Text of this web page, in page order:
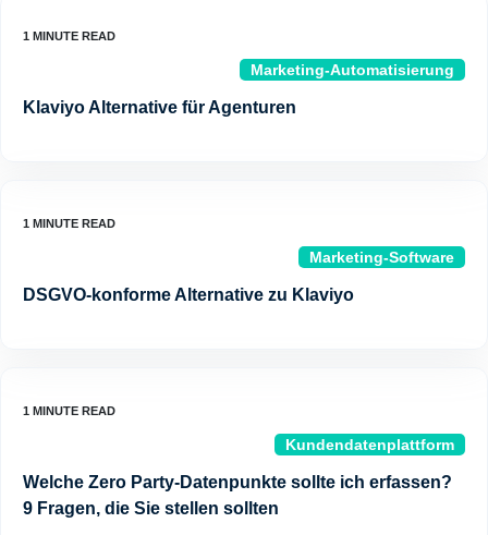
Marketing-Automatisierung
Klaviyo Alternative für Agenturen
Marketing-Software
DSGVO-konforme Alternative zu Klaviyo
Kundendatenplattform
Welche Zero Party-Datenpunkte sollte ich erfassen?
9 Fragen, die Sie stellen sollten